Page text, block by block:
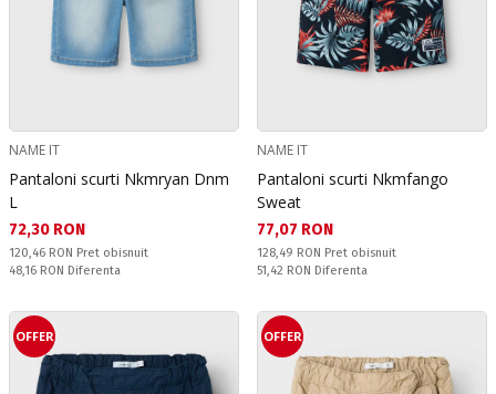
NAME IT
Pantaloni scurti Nkmryan Dnm
L
Текуща цена:
72,30 RON
Pret obisnuit:
120,46 RON Pret obisnuit
Спестявате:
48,16 RON Diferenta
NAME IT
Pantaloni scurti Nkmfango
Sweat
Текуща цена:
77,07 RON
Pret obisnuit:
128,49 RON Pret obisnuit
Спестявате:
51,42 RON Diferenta
OFFER OFFER